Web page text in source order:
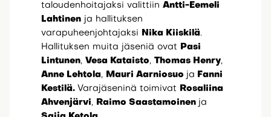
taloudenhoitajaksi valittiin Antti-Eemeli
Lahtinenja hallituksen
varapuheenjohtajaksi
Nika Kiiskilä.
Hallituksen muita jäseniä ovat
Pasi
Lintunen, Vesa Kataisto, Thomas Henry,
Anne Lehtola, Mauri Aarniosuo ja Fanni
Kestilä. Varajäseninä toimivat
Rosaliina
Ahvenjärvi, Raimo Saastamoinen ja